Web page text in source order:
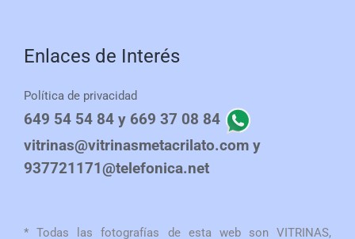
Enlaces de Interés
Política de privacidad
649 54 54 84 y 669 37 08 84
vitrinas@vitrinasmetacrilato.com y
937721171@telefonica.net
* Todas las fotografías de esta web son VITRINAS,